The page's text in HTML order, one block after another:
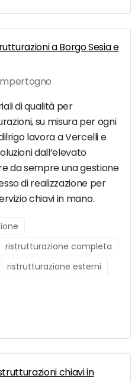
a Borgo Sesia e
di qualità per
su misura per ogni
lavora a Vercelli e
dall’elevato
da sempre una gestione
di realizzazione per
chiavi in mano.
ristrutturazione completa
ristrutturazione esterni
chiavi in